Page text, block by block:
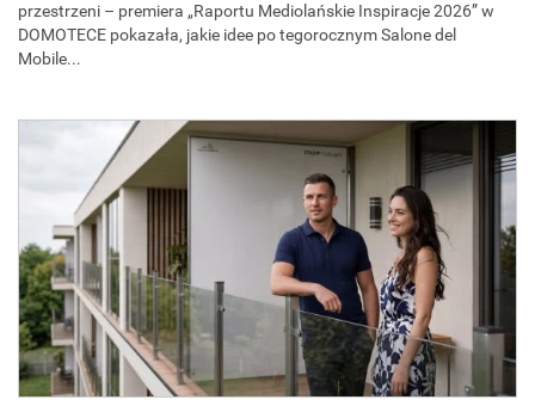
przestrzeni – premiera „Raportu Mediolańskie Inspiracje 2026” w
DOMOTECE pokazała, jakie idee po tegorocznym Salone del
Mobile...